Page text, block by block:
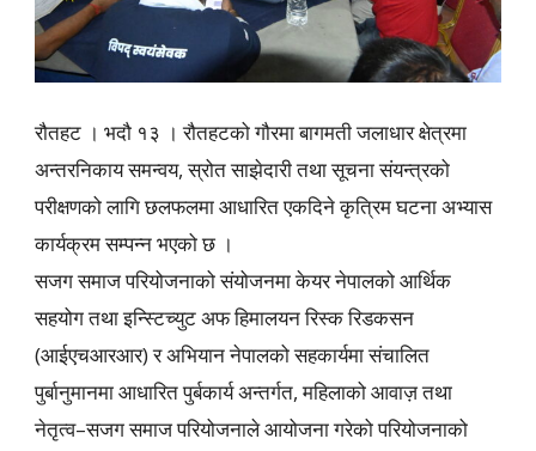
रौतहट । भदौ १३ । रौतहटको गौरमा बागमती जलाधार क्षेत्रमा
अन्तरनिकाय समन्वय, स्रोत साझेदारी तथा सूचना संयन्त्रको
परीक्षणको लागि छलफलमा आधारित एकदिने कृत्रिम घटना अभ्यास
कार्यक्रम सम्पन्न भएको छ ।
सजग समाज परियोजनाको संयोजनमा केयर नेपालको आर्थिक
सहयोग तथा इन्स्टिच्युट अफ हिमालयन रिस्क रिडकसन
(आईएचआरआर) र अभियान नेपालको सहकार्यमा संचालित
पुर्बानुमानमा आधारित पुर्बकार्य अन्तर्गत, महिलाको आवाज़ तथा
नेतृत्व–सजग समाज परियोजनाले आयोजना गरेको परियोजनाको